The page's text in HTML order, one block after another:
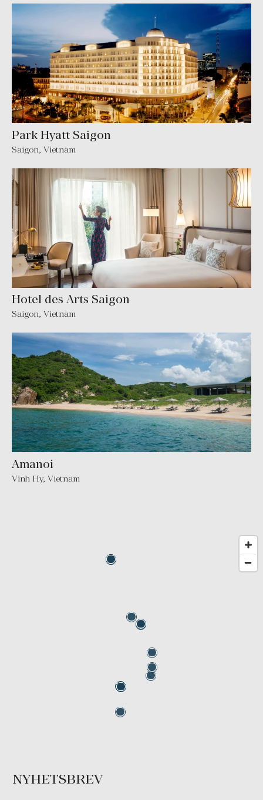
Park Hyatt Saigon
Saigon, Vietnam
Hotel des Arts Saigon
Saigon, Vietnam
Amanoi
Vinh Hy, Vietnam
NYHETSBREV